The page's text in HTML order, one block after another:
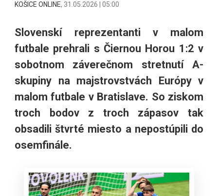
KOŠICE ONLINE, 31.05.2026 | 05:00
Slovenskí reprezentanti v malom
futbale prehrali s Čiernou Horou 1:2 v
sobotnom záverečnom stretnutí A-
skupiny na majstrovstvách Európy v
malom futbale v Bratislave. So ziskom
troch bodov z troch zápasov tak
obsadili štvrté miesto a nepostúpili do
osemfinále.